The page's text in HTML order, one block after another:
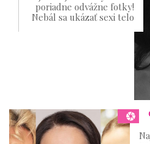
poriadne odvážne fotky!
Nebál sa ukázať sexi telo